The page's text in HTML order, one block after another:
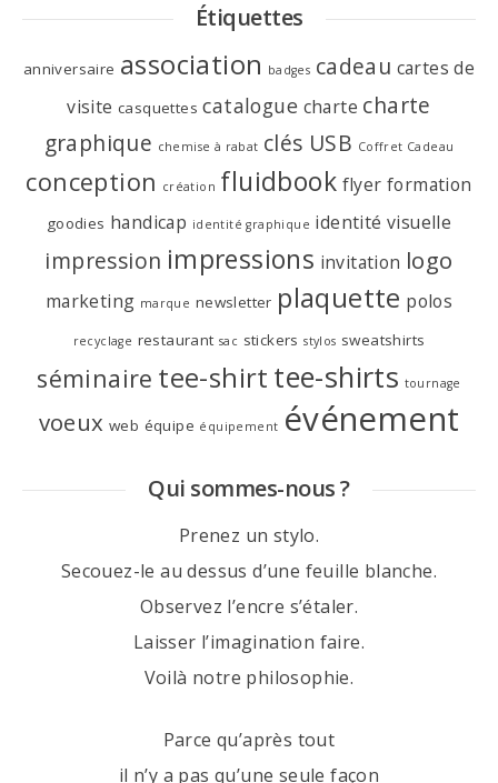
Étiquettes
anniversaire association badges cadeau cartes de
visite casquettes catalogue charte charte
graphique chemise à rabat clés USB Coffret Cadeau
conception création fluidbook flyer formation
goodies handicap identité graphique identité visuelle
impression impressions invitation logo
marketing marque newsletter plaquette polos
recyclage restaurant sac stickers stylos sweatshirts
séminaire tee-shirt tee-shirts tournage
voeux web équipe équipement événement
Qui sommes-nous ?
Prenez un stylo.
Secouez-le au dessus d’une feuille blanche.
Observez l’encre s’étaler.
Laisser l’imagination faire.
Voilà notre philosophie.
Parce qu’après tout
il n’y a pas qu’une seule façon